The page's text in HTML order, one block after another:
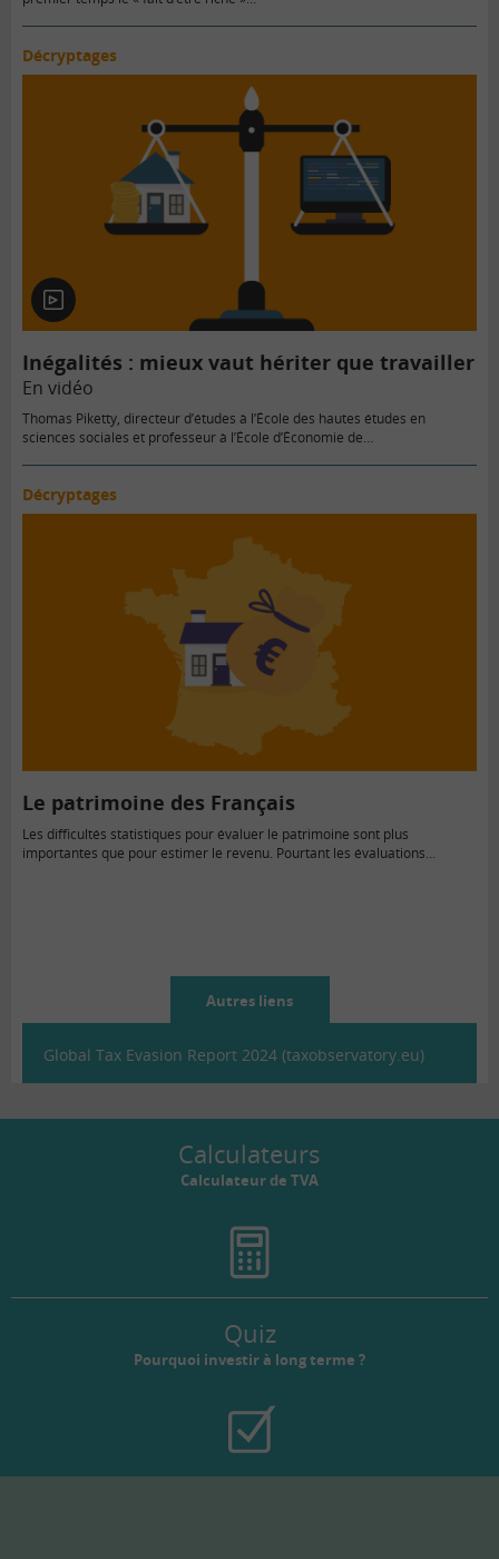
Décryptages
En
vidéo
Inégalités : mieux vaut hériter que travailler
En vidéo
Thomas Piketty, directeur d’études à l’École des hautes études en
sciences sociales et professeur à l’École d’Économie de…
Décryptages
Le patrimoine des Français
Les difficultés statistiques pour évaluer le patrimoine sont plus
importantes que pour estimer le revenu. Pourtant les évaluations…
Autres liens
Global Tax Evasion Report 2024 (taxobservatory.eu)
Calculateurs
Calculateur de TVA
Quiz
Pourquoi investir à long terme ?